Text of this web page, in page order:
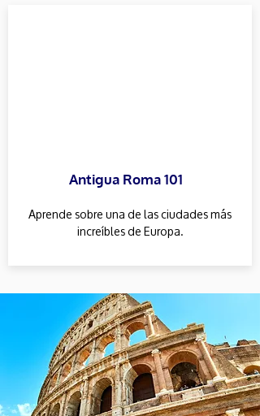
Antigua Roma 101
Aprende sobre una de las ciudades más
increíbles de Europa.